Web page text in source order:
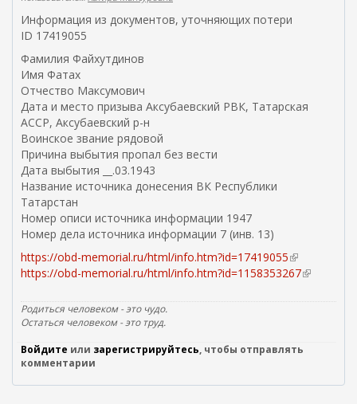
а
a
Информация из документов, уточняющих потери
ID 17419055
Фамилия Файхутдинов
Имя Фатах
Отчество Максумович
Дата и место призыва Аксубаевский РВК, Татарская
АССР, Аксубаевский р-н
Воинское звание рядовой
Причина выбытия пропал без вести
Дата выбытия __.03.1943
Название источника донесения ВК Республики
Татарстан
Номер описи источника информации 1947
Номер дела источника информации 7 (инв. 13)
https://obd-memorial.ru/html/info.htm?id=17419055(
в
е
я
с
https://obd-memorial.ru/html/info.htm?id=1158353267(
н
н
я
Родиться человеком - это чудо.
Остаться человеком - это труд.
Войдите или зарегистрируйтесь, чтобы отправлять
комментарии